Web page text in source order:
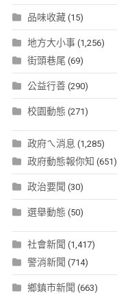
品味收藏(15)
地方大小事(1,256)
街頭巷尾 (69)
公益行善(290)
校園動態 (271)
政府ㄟ消息 (1,285)
政府動態報你知 (651)
政治要聞 (30)
選舉動態 (50)
社會新聞 (1,417)
警消新聞 (714)
鄉鎮市新聞 (663)